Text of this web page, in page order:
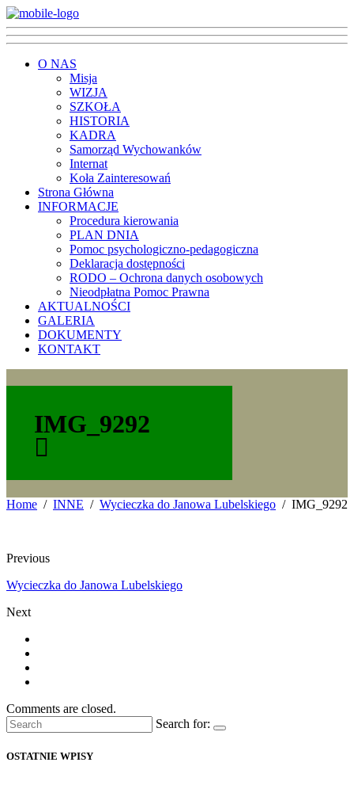
O NAS
Misja
WIZJA
SZKOŁA
HISTORIA
KADRA
Samorząd Wychowanków
Internat
Koła Zainteresowań
Strona Główna
INFORMACJE
Procedura kierowania
PLAN DNIA
Pomoc psychologiczno-pedagogiczna
Deklaracja dostępności
RODO – Ochrona danych osobowych
Nieodpłatna Pomoc Prawna
AKTUALNOŚCI
GALERIA
DOKUMENTY
KONTAKT
IMG_9292
Home INNE Wycieczka do Janowa Lubelskiego IMG_9292
Previous
Wycieczka do Janowa Lubelskiego
Next
Comments are closed.
Search for:
OSTATNIE WPISY